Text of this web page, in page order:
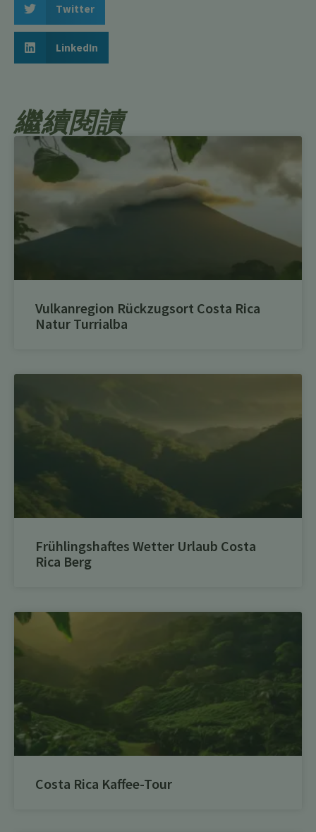
Twitter
LinkedIn
繼續閱讀
Vulkanregion Rückzugsort Costa Rica
Natur Turrialba
Frühlingshaftes Wetter Urlaub Costa
Rica Berg
Costa Rica Kaffee-Tour